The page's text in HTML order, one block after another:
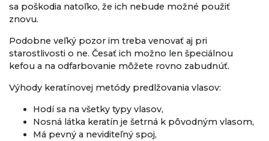
sa poškodia natoľko, že ich nebude možné použiť
znovu.
Podobne veľký pozor im treba venovať aj pri
starostlivosti o ne. Česať ich možno len špeciálnou
kefou a na odfarbovanie môžete rovno zabudnúť.
Výhody keratínovej metódy predlžovania vlasov:
Hodí sa na všetky typy vlasov,
Nosná látka keratín je šetrná k pôvodným vlasom,
Má pevný a neviditeľný spoj,